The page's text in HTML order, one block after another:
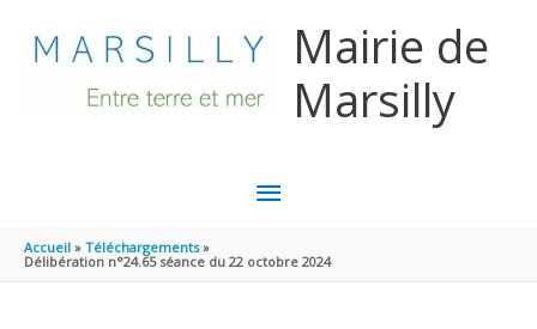
Mairie de
Marsilly
MENU
PRINCIPAL
Accueil
Téléchargements
Délibération n°24.65 séance du 22 octobre 2024